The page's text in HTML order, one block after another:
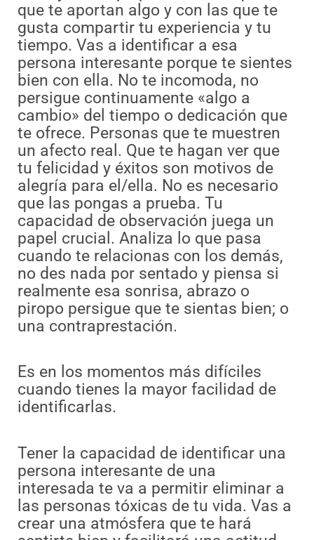
que te aportan algo y con las que te
gusta compartir tu experiencia y tu
tiempo. Vas a identificar a esa
persona interesante porque te sientes
bien con ella. No te incomoda, no
persigue continuamente «algo a
cambio» del tiempo o dedicación que
te ofrece. Personas que te muestren
un afecto real. Que te hagan ver que
tu felicidad y éxitos son motivos de
alegría para el/ella. No es necesario
que las pongas a prueba. Tu
capacidad de observación juega un
papel crucial. Analiza lo que pasa
cuando te relacionas con los demás,
no des nada por sentado y piensa si
realmente esa sonrisa, abrazo o
piropo persigue que te sientas bien; o
una contraprestación.
Es en los momentos más difíciles
cuando tienes la mayor facilidad de
identificarlas.
Tener la capacidad de identificar una
persona interesante de una
interesada te va a permitir eliminar a
las personas tóxicas de tu vida. Vas a
crear una atmósfera que te hará